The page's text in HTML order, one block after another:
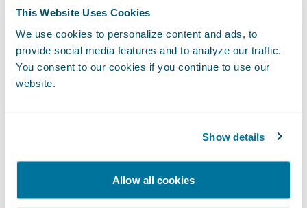
This Website Uses Cookies
We use cookies to personalize content and ads, to
provide social media features and to analyze our traffic.
You consent to our cookies if you continue to use our
website.
Show details
Allow all cookies
e a tecnologia da Guidewire vai permitir que
a gente melhore a consistência e a eficiência
dos processos que eles usam em seu
trabalho. Clientes e agentes poderão
interagir de novas maneiras e a NFU Mutual
O uso ampliado do Guidewire
InsurancePlatform permitirá que a NFU